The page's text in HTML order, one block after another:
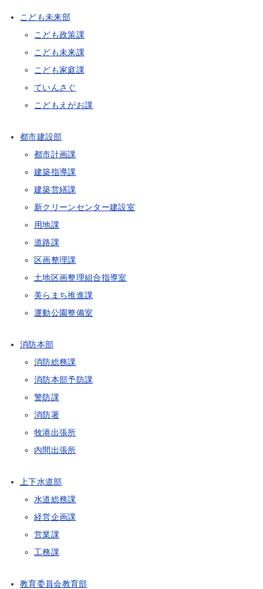
こども未来部
こども政策課
こども未来課
こども家庭課
ていんさぐ
こどもえがお課
都市建設部
都市計画課
建築指導課
建築営繕課
新クリーンセンター建設室
用地課
道路課
区画整理課
土地区画整理組合指導室
美らまち推進課
運動公園整備室
消防本部
消防総務課
消防本部予防課
警防課
消防署
牧港出張所
内間出張所
上下水道部
水道総務課
経営企画課
営業課
工務課
教育委員会教育部